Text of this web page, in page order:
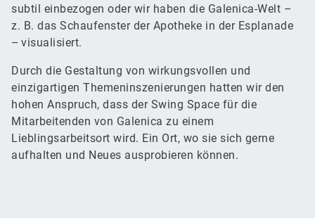
subtil einbezogen oder wir haben die Galenica-Welt –
z. B. das Schaufenster der Apotheke in der Esplanade
– visualisiert.
Durch die Gestaltung von wirkungsvollen und
einzigartigen Themeninszenierungen hatten wir den
hohen Anspruch, dass der Swing Space für die
Mitarbeitenden von Galenica zu einem
Lieblingsarbeitsort wird. Ein Ort, wo sie sich gerne
aufhalten und Neues ausprobieren können.